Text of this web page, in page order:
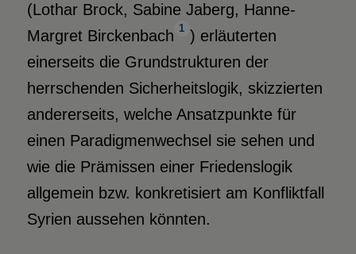
(Lothar Brock, Sabine Jaberg, Hanne-
Margret Birckenbach 1 ) erläuterten
einerseits die Grundstrukturen der
herrschenden Sicherheitslogik, skizzierten
andererseits, welche Ansatzpunkte für
einen Paradigmenwechsel sie sehen und
wie die Prämissen einer Friedenslogik
allgemein bzw. konkretisiert am Konfliktfall
Syrien aussehen könnten.